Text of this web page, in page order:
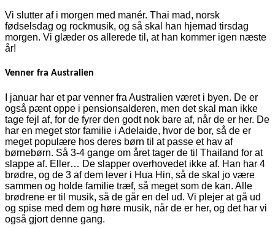
Vi slutter af i morgen med manér. Thai mad, norsk
fødselsdag og rockmusik, og så skal han hjemad tirsdag
morgen. Vi glæder os allerede til, at han kommer igen næste
år!
Venner fra Australien
I januar har et par venner fra Australien været i byen. De er
også pænt oppe i pensionsalderen, men det skal man ikke
tage fejl af, for de fyrer den godt nok bare af, når de er her. De
har en meget stor familie i Adelaide, hvor de bor, så de er
meget populære hos deres børn til at passe et hav af
børnebørn. Så 3-4 gange om året tager de til Thailand for at
slappe af. Eller… De slapper overhovedet ikke af. Han har 4
brødre, og de 3 af dem lever i Hua Hin, så de skal jo være
sammen og holde familie træf, så meget som de kan. Alle
brødrene er til musik, så de går en del ud. Vi plejer at gå ud
og spise med dem og høre musik, når de er her, og det har vi
også gjort denne gang.